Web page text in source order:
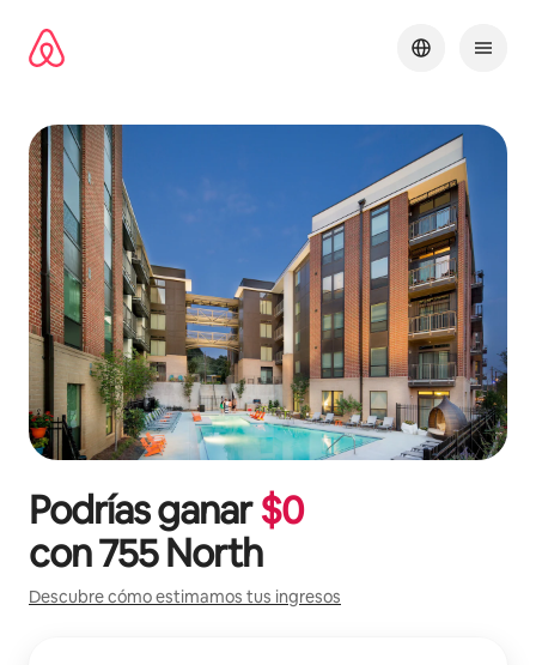
contenido
Podrías ganar$0
con755 North
Descubre cómo estimamos tus ingresos